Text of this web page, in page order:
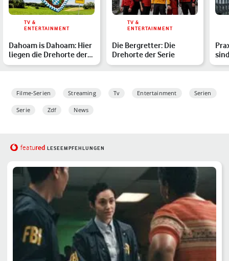
TV &
ENTERTAINMENT
Dahoam is Dahoam: Hier
liegen die Drehorte der
Familienserie
TV &
ENTERTAINMENT
Die Bergretter: Die
Drehorte der Serie
Filme-Serien Streaming Tv Entertainment Serien
Serie Zdf News
featured LESEEMPFEHLUNGEN